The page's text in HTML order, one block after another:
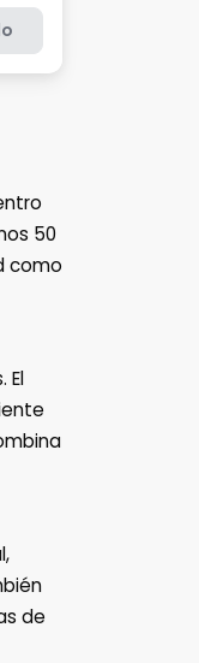
50
como
El
de